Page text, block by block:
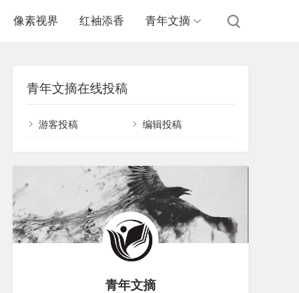
像素视界 红袖添香 青年文摘
青年文摘在线投稿
游客投稿 编辑投稿
青年文摘